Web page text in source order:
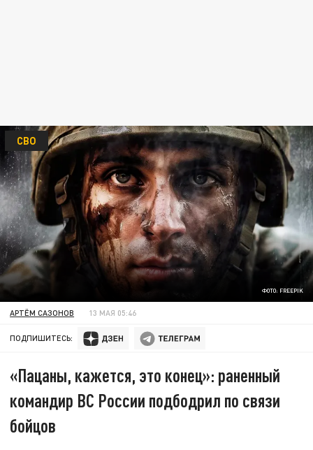
ФОТО: FREEPIK
СВО
АРТЁМ САЗОНОВ 13 МАЯ 05:46
ПОДПИШИТЕСЬ:
«Пацаны, кажется, это конец»: раненный
командир ВС России подбодрил по связи
бойцов